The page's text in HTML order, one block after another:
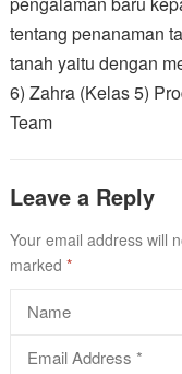
tentang penanaman
tanah yaitu dengan
6) Zahra (Kelas 5)
Team
Leave a Reply
Your email address will
marked *